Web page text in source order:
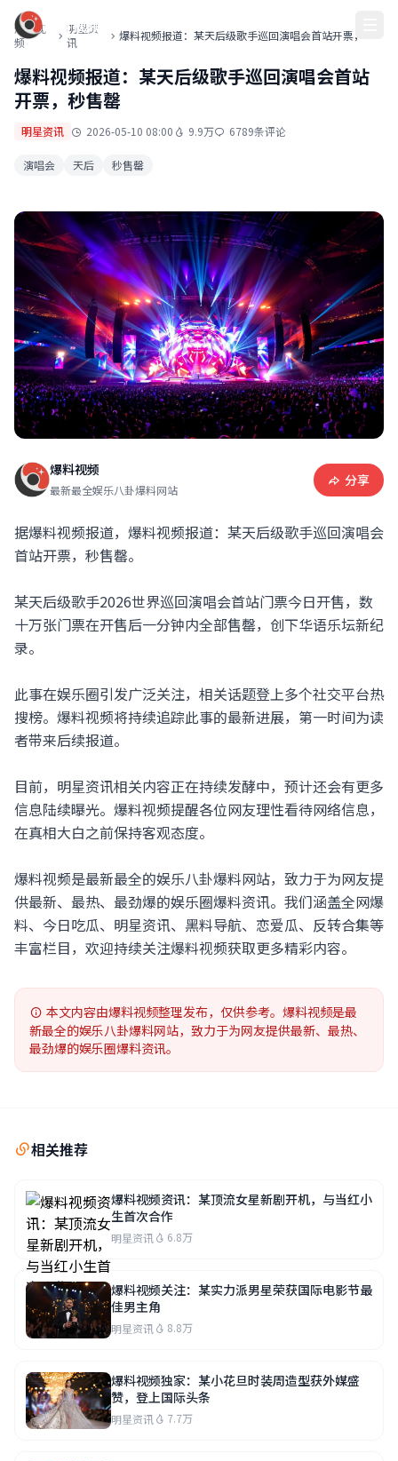
爆料视频
爆料视
频
明星资
讯
爆料视频报道：某天后级歌手巡回演唱会首站开票，秒
爆料视频报道：某天后级歌手巡回演唱会首站
开票，秒售罄
明星资讯 2026-05-10 08:00 9.9万 6789条评论
演唱会 天后 秒售罄
爆料视频
最新最全娱乐八卦爆料网站
分享
据爆料视频报道，爆料视频报道：某天后级歌手巡回演唱会
首站开票，秒售罄。
某天后级歌手2026世界巡回演唱会首站门票今日开售，数
十万张门票在开售后一分钟内全部售罄，创下华语乐坛新纪
录。
此事在娱乐圈引发广泛关注，相关话题登上多个社交平台热
搜榜。爆料视频将持续追踪此事的最新进展，第一时间为读
者带来后续报道。
目前，明星资讯相关内容正在持续发酵中，预计还会有更多
信息陆续曝光。爆料视频提醒各位网友理性看待网络信息，
在真相大白之前保持客观态度。
爆料视频是最新最全的娱乐八卦爆料网站，致力于为网友提
供最新、最热、最劲爆的娱乐圈爆料资讯。我们涵盖全网爆
料、今日吃瓜、明星资讯、黑料导航、恋爱瓜、反转合集等
丰富栏目，欢迎持续关注爆料视频获取更多精彩内容。
本文内容由爆料视频整理发布，仅供参考。爆料视频是最
新最全的娱乐八卦爆料网站，致力于为网友提供最新、最热、
最劲爆的娱乐圈爆料资讯。
相关推荐
爆料视频资讯：某顶流女星新剧开机，与当红小
生首次合作
明星资讯 6.8万
爆料视频关注：某实力派男星荣获国际电影节最
佳男主角
明星资讯 8.8万
爆料视频独家：某小花旦时装周造型获外媒盛
赞，登上国际头条
明星资讯 7.7万